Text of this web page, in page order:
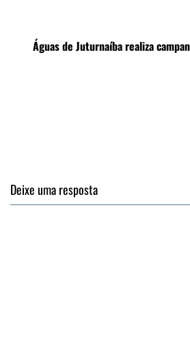
Águas de Juturnaíba realiza
Deixe uma resposta